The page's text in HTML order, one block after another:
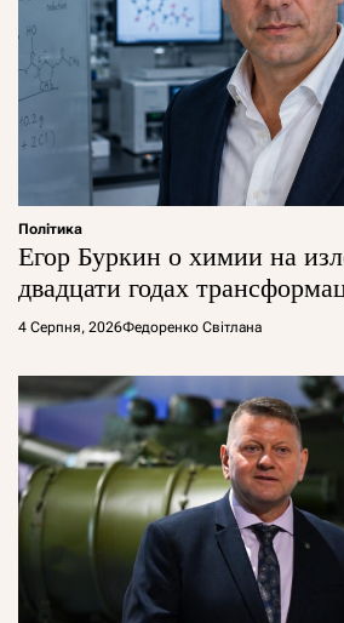
Політика
Егор Буркин о химии на
двадцати годах
4 Серпня, 2026Федоренко Світлана